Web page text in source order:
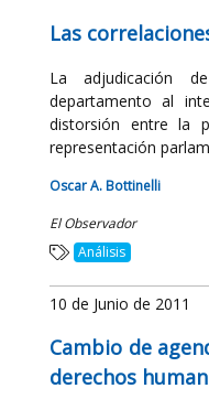
Las
La adjudicación
departamento al
distorsión entre la
representación
Oscar A. Bottinelli
El Observador
Análisis
10 de Junio de 2011
Cambio de
derechos